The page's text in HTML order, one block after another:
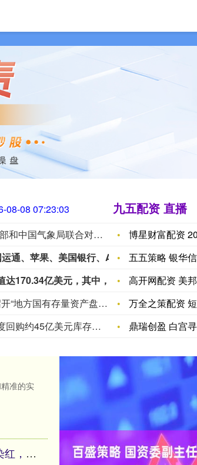
08-08 07:23:05
8月8日18时，水利部和中国气象局联合对浙江省23个连片县（市、区）发布红色山洪灾害气象预警，根据《水利部水旱灾害防御应急响应工作规程》，水利部于8月8日20时将针对浙江省洪水防御Ⅳ级应急响应提升至Ⅲ级，督促指导地方水利部门密切监视雨情水情发展变化，强化监测预报预警，滚动会商分析研判，夯实人员转移避险“谁组织、转移谁、何时转、转何处、不擅返”五个关键环节责任和措施，聚焦涉水旅游景区、养老机构、休闲度假场所、农家乐、施工营地、易受洪水冲击的交通道路等关键区域，落实人员转移避险方案，全力确保人民群众生命安全。目前，水利部派出的工作组正在浙江省台风暴雨洪水防御一线协助指导。（央视新闻）
伯克希尔哈撒韦：截至6月30日，股权投资公允价值总额的66%集中在美国运通、苹果、美国银行、Alphabet及可口可乐这五家公司。
伯克希尔哈撒
伯克希尔哈撒韦(BRK.A.N)2025年全年末持有的固定收益证券投资公允价值达170.34亿美元，其中，对美债、外国债券、企业债券的投资公允价值分别为30.02亿美元，126.68亿美元，13.64亿美元。
伯克希尔哈撒
8月8日上午，全球财富管理论坛在京召开“地方国有存量资产盘活进展、难点与策略”课题研讨会，楼继伟出席会议并做总结发言。楼继伟在发言中表示，盘活国有资产既是近期的当务之急，也是一项长期性的战略任务。当前我国GDP平减指数阶段性承压走低，财政维持紧平衡格局的压力持续攀升；我国税收结构以间接税为主体，税收收入增速显著弱于名义GDP增速，财政内生增收动能受限。叠加土地财政收入大幅收缩，地方隐性债务化解、长期限国债常态化发行带来的利息支出刚性上涨，收支两端压力持续凸显。综合多重现实约束来看，国有存量资产盘活并非短期应急手段，而是一项需要常态化、长效化推进的重点工作。（全球财富管理论坛）
伯克希尔·哈撒韦二季度回购约45亿美元库存股。
九五配资 直播
博星财富配资
五五策略 银华信用
高开网配资 美邦服
万全之策配资 短剧《
鼎瑞创盈 白宫
准的实
天津配资大本营 汪士钦自毁前程！乌龙助攻+暴怒染红，邵佳一目送，或无缘国字号